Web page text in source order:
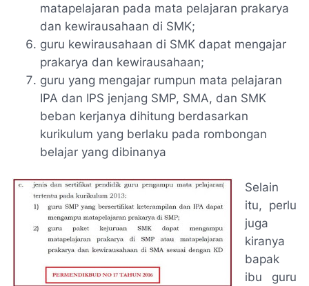
matapelajaran pada mata pelajaran prakarya
dan kewirausahaan di SMK;
guru kewirausahaan di SMK dapat mengajar
prakarya dan kewirausahaan;
guru yang mengajar rumpun mata pelajaran
IPA dan IPS jenjang SMP, SMA, dan SMK
beban kerjanya dihitung berdasarkan
kurikulum yang berlaku pada rombongan
belajar yang dibinanya
Selain
itu, perlu
juga
kiranya
bapak
ibu guru